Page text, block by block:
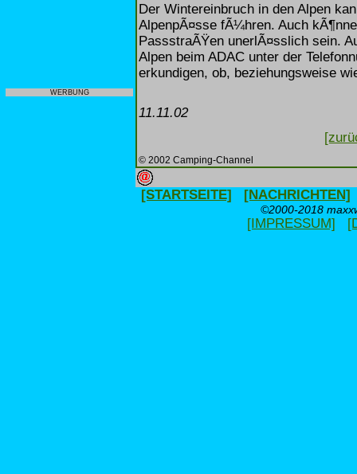
WERBUNG
Der Wintereinbruch in den Alpen
AlpenpÃ¤sse fÃ¼hren. Auch
PassstraÃŸen unerlÃ¤sslich sein.
Alpen beim ADAC unter der
erkundigen, ob, beziehungsweise
11.11.02
© 2002 Camping-Channel
[STARTSEITE] [NACHRICHTEN]
©2000-2018
[IMPRESSUM]